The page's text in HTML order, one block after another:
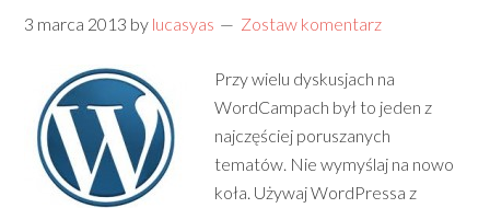
3 marca 2013 by lucasyas Zostaw komentarz
Przy wielu dyskusjach na
WordCampach był to jeden z
najczęściej poruszanych
tematów. Nie wymyślaj na nowo
koła. Używaj WordPressa z